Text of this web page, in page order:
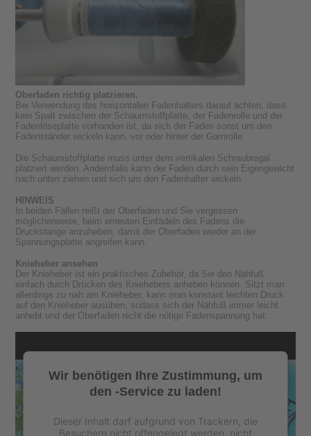
Oberfaden richtig platzieren.
Bei Verwendung des horizontalen Fadenhalters darauf achten, dass
kein Spalt zwischen der Schaumstoffplatte, der Fadenrolle und der
Fadenlöseplatte vorhanden ist, da sich der Faden sonst um den
Fadenständer wickeln kann. vor oder hinter der Garnrolle.
Die Schaumstoffplatte muss unter dem vertikalen Schraubregal
platziert werden. Andernfalls kann der Faden durch sein Eigengewicht
nach unten ziehen und sich um den Fadenhalter wickeln.
HINWEIS
In beiden Fällen reißt der Oberfaden und Sie vergessen
möglicherweise, beim erneuten Einfädeln des Fadens die
Druckstange anzuheben, damit der Oberfaden wieder an der
Spannungsplatte angreifen kann.
Knieheber ansehen
Der Knieheber ist ein praktisches Zubehör, da Sie den Nähfuß
einfach durch Drücken des Kniehebers anheben können. Sitzt man
allerdings zu nah am Knieheber, kann man konstant leichten Druck
auf den Knieheber ausüben, sodass sich der Nähfuß immer leicht
anhebt und der Oberfaden nicht die nötige Fadenspannung hat.
Wir benötigen Ihre Zustimmung, um
den -Service zu laden!
Dieser Inhalt darf aufgrund von Trackern, die
Besuchern nicht offengelegt werden, nicht